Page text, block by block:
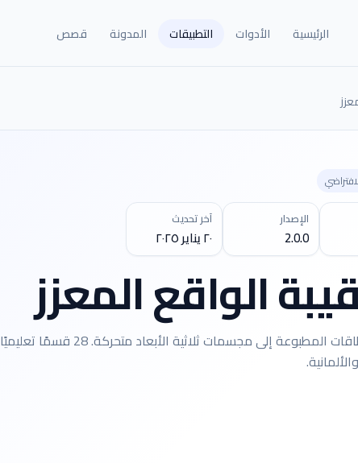
الرئيسية الأدوات التطبيقات المدونة قصص
الإصدار
2.0.0
آخر تحديث
٢٠ يناير ٢٠٢٥
الواقع المعزز
حقيبة الواقع المعزز تحوّل البطاقات المطبوعة إلى مجسمات ثلاثية الأبعاد متحركة. 28 قسمًا تعليميًا